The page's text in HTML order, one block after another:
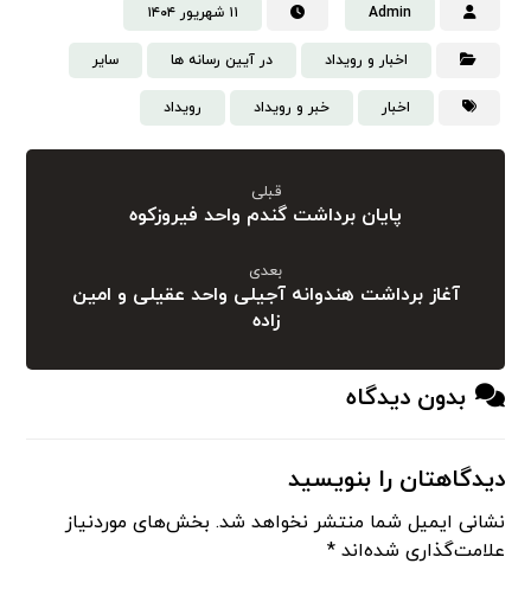
Admin ۱۱ شهریور ۱۴۰۴
اخبار و رویداد در آیین رسانه ها سایر
اخبار خبر و رویداد رویداد
قبلی
پایان برداشت گندم واحد فیروزکوه
بعدی
آغاز برداشت هندوانه آجیلی واحد عقیلی و امین
زاده
بدون دیدگاه
دیدگاهتان را بنویسید
نشانی ایمیل شما منتشر نخواهد شد. بخش‌های موردنیاز
علامت‌گذاری شده‌اند*